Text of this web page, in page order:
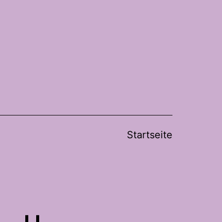
Startseite